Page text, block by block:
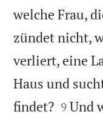
welche Frau,
zündet nicht,
verliert, eine
Haus und
findet?
9 Und